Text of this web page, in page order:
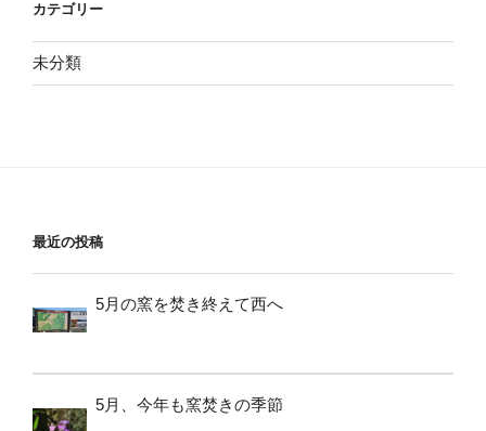
カテゴリー
未分類
最近の投稿
5月の窯を焚き終えて西へ
5月、今年も窯焚きの季節